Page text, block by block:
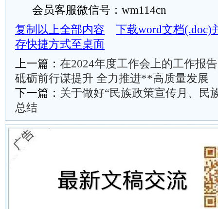
会员客服微信号：wm114cn
复制以上全部内容
下载word文档(.doc)
存快捷方式至桌面
上一篇： 在2024年度工作会上的工作报
砥砺前行谋提升 全力推进**高质量发展
下一篇： 关于做好“民族政策宣传月、民
总结